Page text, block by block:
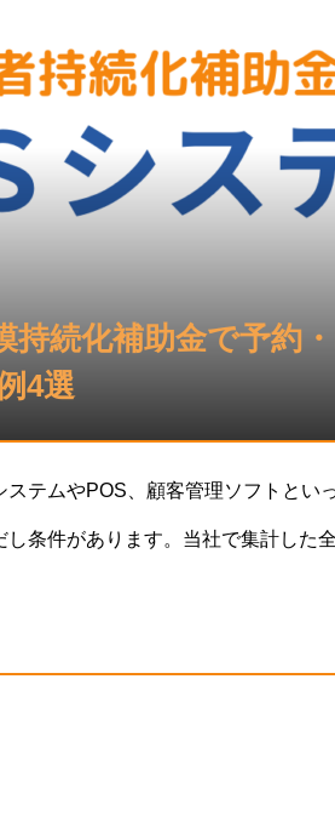
持続化補助金で予約
4選
テムやPOS、顧客管理ソフトとい
条件があります。当社で集計した